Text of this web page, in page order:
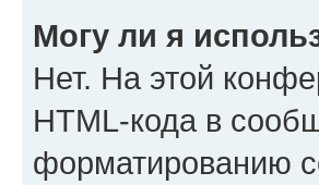
Могу ли я
Нет. На этой
HTML-кода в
форматированию